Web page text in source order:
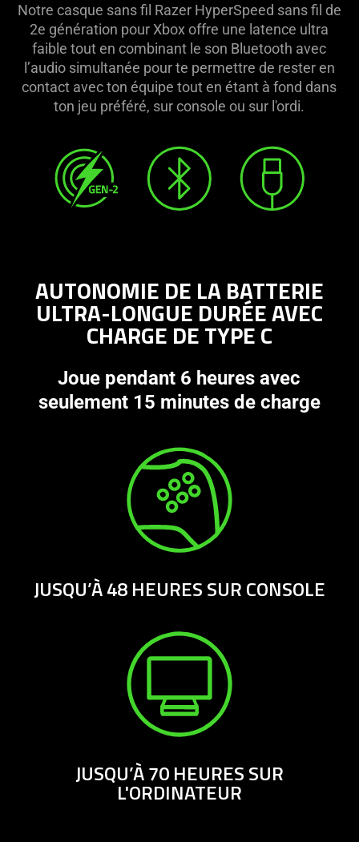
Notre casque sans fil Razer HyperSpeed sans fil de
2e génération pour Xbox offre une latence ultra
faible tout en combinant le son Bluetooth avec
l’audio simultanée pour te permettre de rester en
contact avec ton équipe tout en étant à fond dans
ton jeu préféré, sur console ou sur l'ordi.
AUTONOMIE DE LA BATTERIE
ULTRA-LONGUE DURÉE AVEC
CHARGE DE TYPE C
Joue pendant 6 heures avec
seulement 15 minutes de charge
JUSQU’À 48 HEURES SUR CONSOLE
JUSQU’À 70 HEURES SUR
L'ORDINATEUR